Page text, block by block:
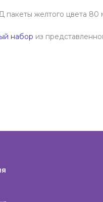
желтого цвета 80
набор из